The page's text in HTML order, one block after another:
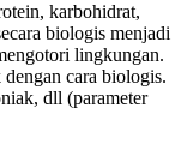
karbohidrat,
biologis menjadi
lingkungan.
cara biologis.
dll (parameter